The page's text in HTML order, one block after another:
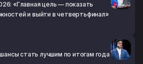
«Главная цель — показать
и выйти в четвертьфинал»
стать лучшим по итогам года